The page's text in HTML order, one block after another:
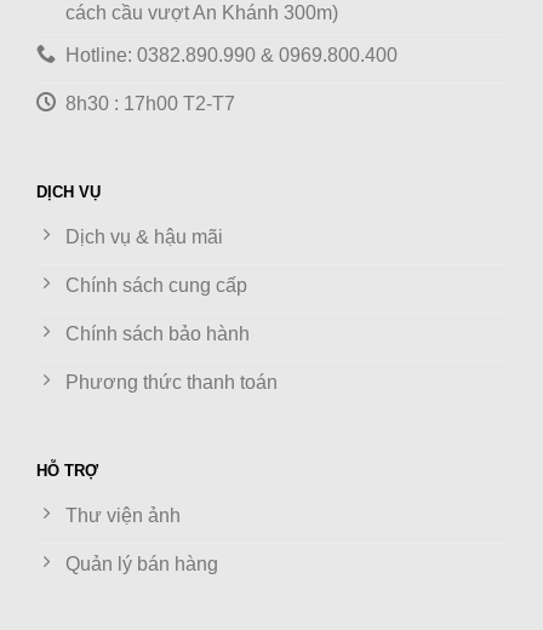
cách cầu vượt An Khánh 300m)
Hotline: 0382.890.990 & 0969.800.400
8h30 : 17h00 T2-T7
DỊCH VỤ
Dịch vụ & hậu mãi
Chính sách cung cấp
Chính sách bảo hành
Phương thức thanh toán
HỖ TRỢ
Thư viện ảnh
Quản lý bán hàng